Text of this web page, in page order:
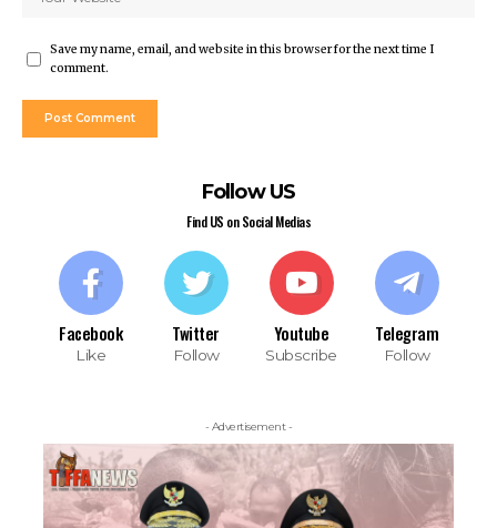
Save my name, email, and website in this browser for the next time I
comment.
Follow US
Find US on Social Medias
Facebook
Like
Twitter
Follow
Youtube
Subscribe
Telegram
Follow
- Advertisement -